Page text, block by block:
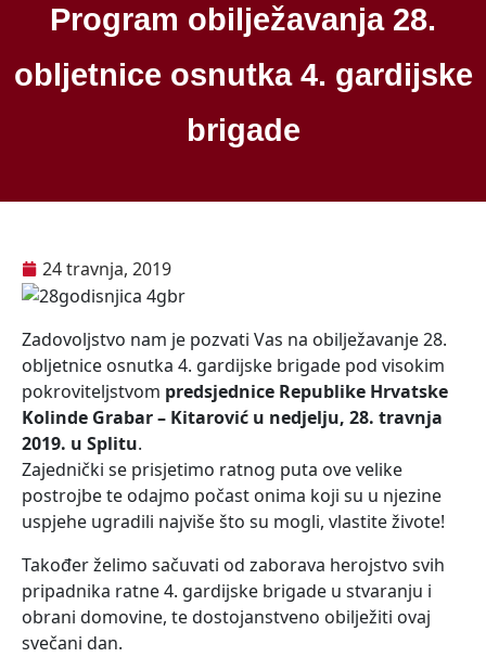
Program obilježavanja 28.
obljetnice osnutka 4. gardijske
brigade
24 travnja, 2019
Zadovoljstvo nam je pozvati Vas na obilježavanje 28.
obljetnice osnutka 4. gardijske brigade pod visokim
pokroviteljstvom predsjednice Republike Hrvatske
Kolinde Grabar – Kitarović u nedjelju, 28. travnja
2019. u Splitu.
Zajednički se prisjetimo ratnog puta ove velike
postrojbe te odajmo počast onima koji su u njezine
uspjehe ugradili najviše što su mogli, vlastite živote!
Također želimo sačuvati od zaborava herojstvo svih
pripadnika ratne 4. gardijske brigade u stvaranju i
obrani domovine, te dostojanstveno obilježiti ovaj
svečani dan.